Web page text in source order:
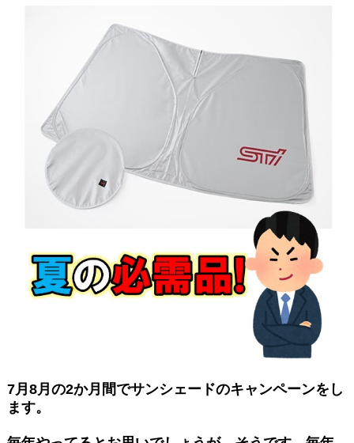
7月8月の2か月間でサンシェードのキャンペーンをし
ます。